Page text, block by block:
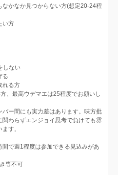
かなか見つからない方(想定20-24程
い方
しない
る
れる方
、最高ウデマエは25程度でお願いし
ー間にも実力差はあります。味方批
わらずエンジョイ思考で負けても雰
す。
で週1程度は参加できる見込みがあ
専不可